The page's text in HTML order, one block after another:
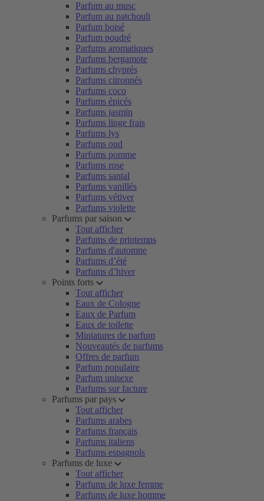
Parfum au musc
Parfum au patchouli
Parfum boisé
Parfum poudré
Parfums aromatiques
Parfums bergamote
Parfums chyprés
Parfums citronnés
Parfums coco
Parfums épicés
Parfums jasmin
Parfums linge frais
Parfums lys
Parfums oud
Parfums pomme
Parfums rose
Parfums santal
Parfums vanillés
Parfums vétiver
Parfums violette
Parfums par saison
Tout afficher
Parfums de printemps
Parfums d'automne
Parfums d’été
Parfums d’hiver
Points forts
Tout afficher
Eaux de Cologne
Eaux de Parfum
Eaux de toilette
Miniatures de parfum
Nouveautés de parfums
Offres de parfum
Parfum populaire
Parfum unisexe
Parfums sur facture
Parfums par pays
Tout afficher
Parfums arabes
Parfums français
Parfums italiens
Parfums espagnols
Parfums de luxe
Tout afficher
Parfums de luxe femme
Parfums de luxe homme